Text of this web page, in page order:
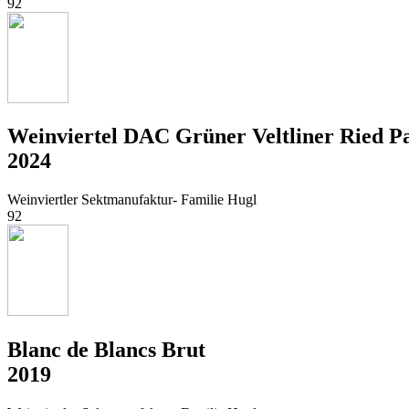
Weinviertel DAC Grüner Veltliner Ried
2024
Weinviertler Sektmanufaktur- Familie Hugl
92
Blanc de Blancs Brut
2019